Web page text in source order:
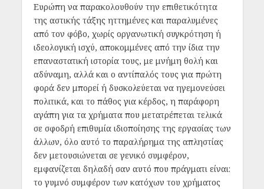
Ευρώπη να παρακολουθούν την επιθετικότητα
της αστικής τάξης ηττημένες και παραλυμένες
από τον φόβο, χωρίς οργανωτική συγκρότηση ή
ιδεολογική ισχύ, αποκομμένες από την ίδια την
επαναστατική ιστορία τους, με μνήμη θολή και
αδύναμη, αλλά και ο αντίπαλός τους για πρώτη
φορά δεν μπορεί ή δυσκολεύεται να ηγεμονεύσει
πολιτικά, και το πάθος για κέρδος, η παράφορη
αγάπη για τα χρήματα που μετατρέπεται τελικά
σε σφοδρή επιθυμία ιδιοποίησης της εργασίας των
άλλων, όλο αυτό το παραλήρημα της απληστίας
δεν μετουσιώνεται σε γενικό συμφέρον,
εμφανίζεται δηλαδή σαν αυτό που πράγματι είναι:
το γυμνό συμφέρον των κατόχων του χρήματος